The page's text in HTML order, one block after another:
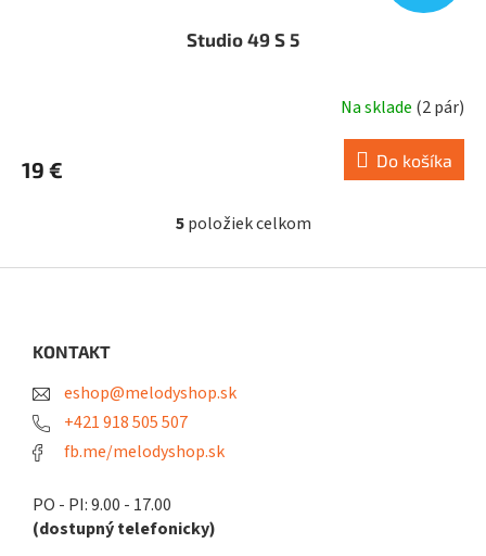
Studio 49 S 5
Na sklade (2 pár)
19 € Do košíka
O
l
5položiek celkom
KONTAKT
eshop@melodyshop.sk
+421 918 505 507
fb.me/melodyshop.sk
PO - PI: 9.00 - 17.00
(dostupný telefonicky)